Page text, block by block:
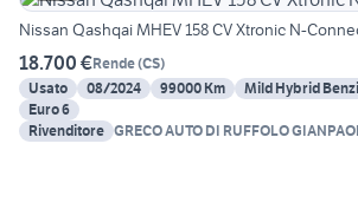
Nissan Qashqai MHEV 158 CV Xtronic N-
18.700 €Rende(CS)
Usato
08/2024 99000 Km Mild Hybrid
Euro 6
Rivenditore GRECO AUTO DI RUFFOLO